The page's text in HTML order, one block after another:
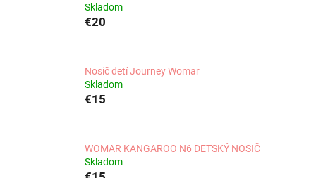
Skladom
€20
Nosič detí Journey Womar
Skladom
€15
WOMAR KANGAROO N6 DETSKÝ NOSIČ
Skladom